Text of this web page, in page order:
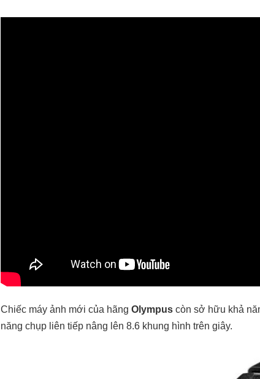
Chiếc máy ảnh mới của hãng Olympus còn sở hữu khả
năng chụp liên tiếp nâng lên 8.6 khung hình trên giây.